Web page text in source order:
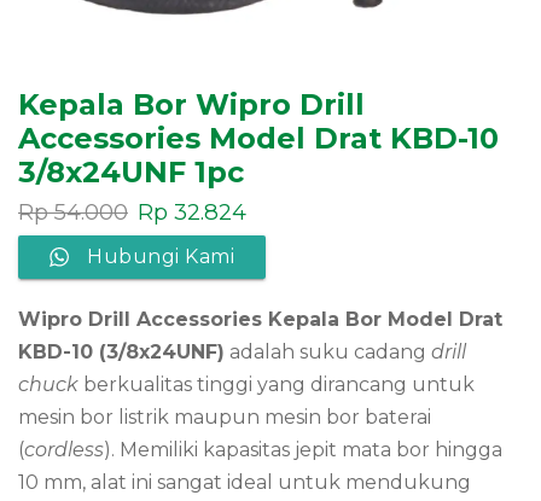
Kepala Bor Wipro Drill
Accessories Model Drat KBD-10
3/8x24UNF 1pc
Rp54.000 Rp 32.824
Hubungi Kami
Wipro Drill Accessories Kepala Bor Model Drat
KBD-10 (3/8x24UNF) adalah suku cadang drill
chuck berkualitas tinggi yang dirancang untuk
mesin bor listrik maupun mesin bor baterai
(cordless). Memiliki kapasitas jepit mata bor hingga
10 mm, alat ini sangat ideal untuk mendukung